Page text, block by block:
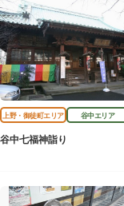
上野・御徒町エリア 谷中エリア
谷中七福神詣り